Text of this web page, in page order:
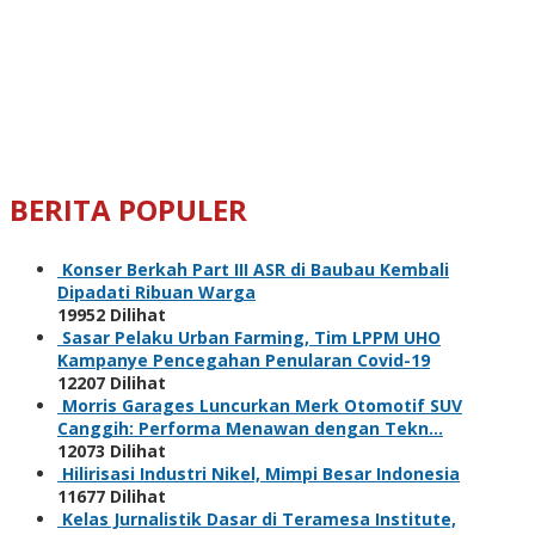
BERITA POPULER
Konser Berkah Part III ASR di Baubau Kembali
Dipadati Ribuan Warga
19952 Dilihat
Sasar Pelaku Urban Farming, Tim LPPM UHO
Kampanye Pencegahan Penularan Covid-19
12207 Dilihat
Morris Garages Luncurkan Merk Otomotif SUV
Canggih: Performa Menawan dengan Tekn…
12073 Dilihat
Hilirisasi Industri Nikel, Mimpi Besar Indonesia
11677 Dilihat
Kelas Jurnalistik Dasar di Teramesa Institute,